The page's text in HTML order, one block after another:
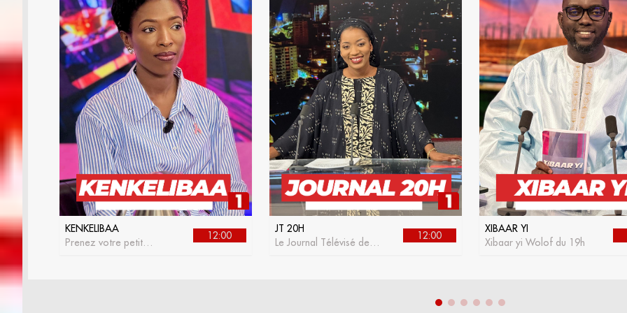
KENKELIBAA
Prenez votre petit
12:00
JT 20H
Le Journal Télévisé de la
12:00
XIBAAR YI
Xibaar yi Wolof du 19h